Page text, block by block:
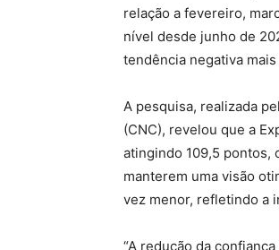
relação a fevereiro,
nível desde junho de
tendência negativa
A pesquisa, realizada
(CNC), revelou que a
atingindo 109,5 pontos,
manterem uma visão
vez menor, refletindo a
“A redução da